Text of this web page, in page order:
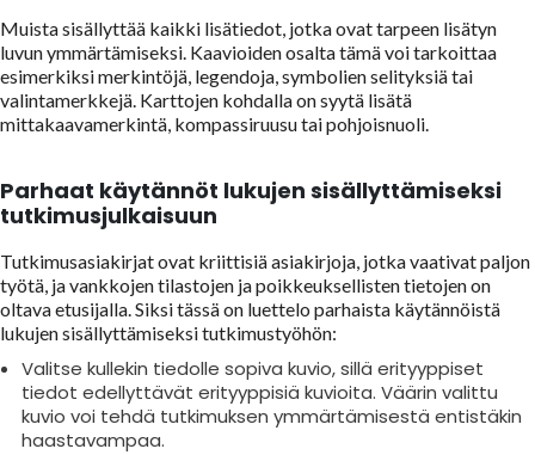
Muista sisällyttää kaikki lisätiedot, jotka ovat tarpeen lisätyn
luvun ymmärtämiseksi. Kaavioiden osalta tämä voi tarkoittaa
esimerkiksi merkintöjä, legendoja, symbolien selityksiä tai
valintamerkkejä. Karttojen kohdalla on syytä lisätä
mittakaavamerkintä, kompassiruusu tai pohjoisnuoli.
Parhaat käytännöt lukujen sisällyttämiseksi
tutkimusjulkaisuun
Tutkimusasiakirjat ovat kriittisiä asiakirjoja, jotka vaativat paljon
työtä, ja vankkojen tilastojen ja poikkeuksellisten tietojen on
oltava etusijalla. Siksi tässä on luettelo parhaista käytännöistä
lukujen sisällyttämiseksi tutkimustyöhön:
Valitse kullekin tiedolle sopiva kuvio, sillä erityyppiset
tiedot edellyttävät erityyppisiä kuvioita. Väärin valittu
kuvio voi tehdä tutkimuksen ymmärtämisestä entistäkin
haastavampaa.